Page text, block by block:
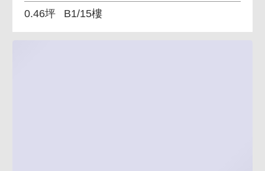
0.46坪 B1/15樓